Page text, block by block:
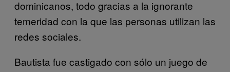
dominicanos, todo gracias a la ignorante
temeridad con la que las personas utilizan las
redes sociales.
Bautista fue castigado con sólo un juego de